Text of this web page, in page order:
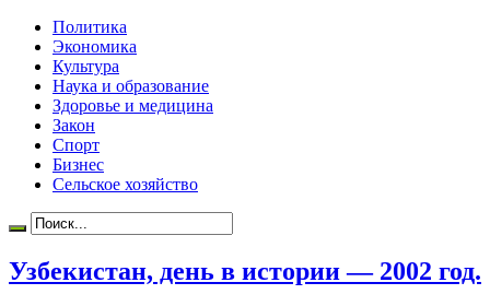
Политика
Экономика
Культура
Наука и образование
Здоровье и медицина
Закон
Спорт
Бизнес
Сельское хозяйство
Узбекистан, день в истории — 2002 год.